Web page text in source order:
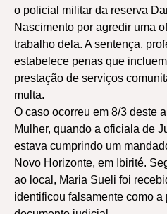
o policial militar da reserva
Nascimento por agredir uma
trabalho dela. A sentença,
estabelece penas que
prestação de serviços
multa.
O caso ocorreu em 8/3 deste
Mulher, quando a oficiala de
estava cumprindo um
Novo Horizonte, em Ibirité.
ao local, Maria Sueli foi
identificou falsamente como a